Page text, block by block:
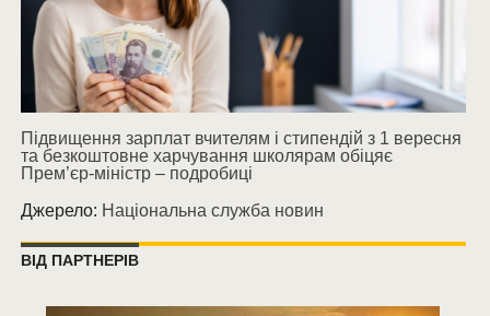
Підвищення зарплат вчителям і стипендій з 1 вересня
та безкоштовне харчування школярам обіцяє
Прем’єр-міністр – подробиці
Джерело: Національна служба новин
ВІД ПАРТНЕРІВ